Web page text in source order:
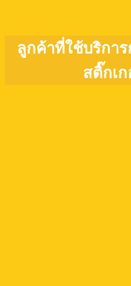
ลูกค้าที่ใช้บริกา
สติ๊กเ